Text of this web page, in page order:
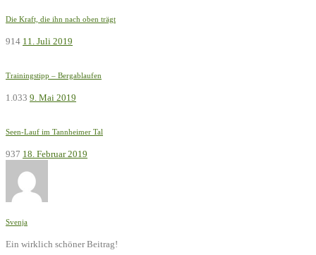
Die Kraft, die ihn nach oben trägt
914 11. Juli 2019
Trainingstipp – Bergablaufen
1.033 9. Mai 2019
Seen-Lauf im Tannheimer Tal
937 18. Februar 2019
Svenja
Ein wirklich schöner Beitrag!